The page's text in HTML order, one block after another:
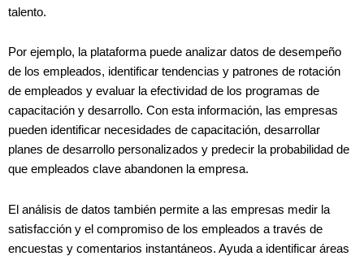
talento.
Por ejemplo, la plataforma puede analizar datos de desempeño
de los empleados, identificar tendencias y patrones de rotación
de empleados y evaluar la efectividad de los programas de
capacitación y desarrollo. Con esta información, las empresas
pueden identificar necesidades de capacitación, desarrollar
planes de desarrollo personalizados y predecir la probabilidad de
que empleados clave abandonen la empresa.
El análisis de datos también permite a las empresas medir la
satisfacción y el compromiso de los empleados a través de
encuestas y comentarios instantáneos. Ayuda a identificar áreas